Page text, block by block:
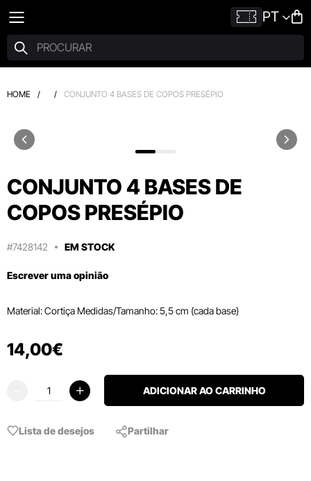
PT
HOME / / CONJUNTO 4 BASES DE COPOS PRESÉPIO
CONJUNTO 4 BASES DE
COPOS PRESÉPIO
#7428142 EM STOCK
Escrever uma opinião
Material: Cortiça Medidas/Tamanho: 5,5 cm (cada base)
14,00€
ADICIONAR AO CARRINHO
Lista de desejos Partilhar